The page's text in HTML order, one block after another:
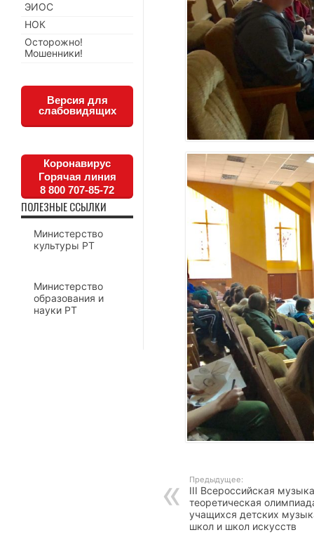
Предыдущее:
III Всероссийская
теоретическая
учащихся детских
школ и школ искусств
ЭИОС
НОК
Осторожно!
Мошенники!
Версия для
слабовидящих
Коронавирус
Горячая линия
8 800 707-85-72
ПОЛЕЗНЫЕ ССЫЛКИ
Министерство
культуры РТ
Министерство
образования и
науки РТ